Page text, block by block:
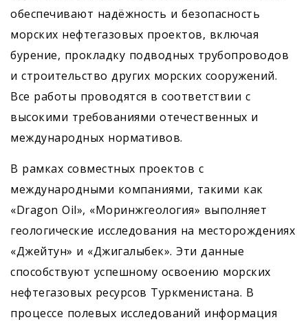
обеспечивают надёжность и безопасность
морских нефтегазовых проектов, включая
бурение, прокладку подводных трубопроводов
и строительство других морских сооружений.
Все работы проводятся в соответствии с
высокими требованиями отечественных и
международных нормативов.
В рамках совместных проектов с
международными компаниями, такими как
«Dragon Oil», «Моринжгеология» выполняет
геологические исследования на месторождениях
«Джейтун» и «Джигалыбек». Эти данные
способствуют успешному освоению морских
нефтегазовых ресурсов Туркменистана. В
процессе полевых исследований информация